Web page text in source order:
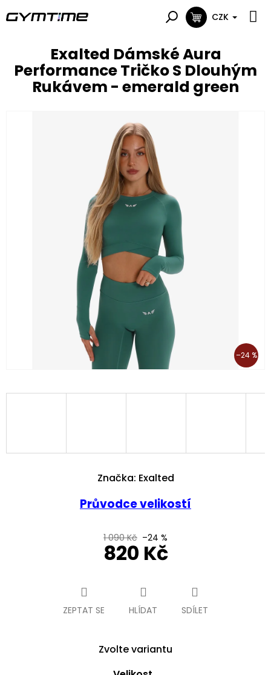
na
NÁKUPNÍ
CZK
Exalted Dámské Aura
Performance Tričko S Dlouhým
Rukávem - emerald green
–24 %
1 090 Kč –24 %
820 Kč
Zvolte variantu
Průvodce velikostí
ZEPTAT SE HLÍDAT SDÍLET
Značka: Exalted